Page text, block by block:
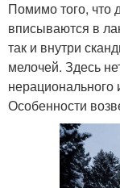
Помимо того, что
вписываются в
так и внутри
мелочей. Здесь
Особенности